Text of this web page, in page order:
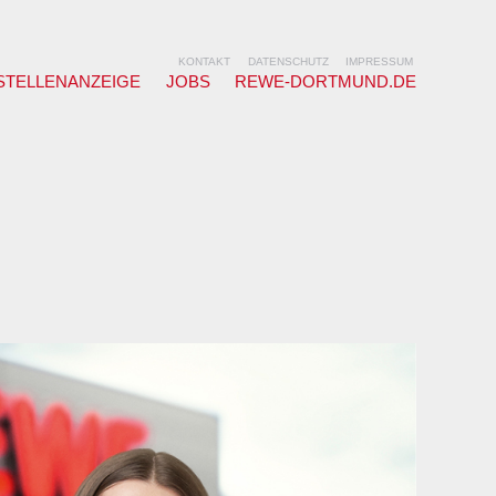
KONTAKT DATENSCHUTZ IMPRESSUM
JOBS REWE-DORTMUND.DE